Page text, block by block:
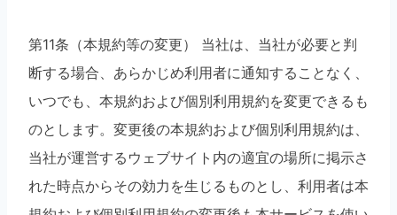
第11条（本規約等の変更） 当社は、当社が必要と判
断する場合、あらかじめ利用者に通知することなく、
いつでも、本規約および個別利用規約を変更できるも
のとします。変更後の本規約および個別利用規約は、
当社が運営するウェブサイト内の適宜の場所に掲示さ
れた時点からその効力を生じるものとし、利用者は本